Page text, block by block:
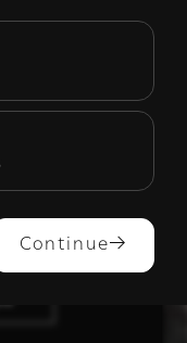
Continue
Targeting